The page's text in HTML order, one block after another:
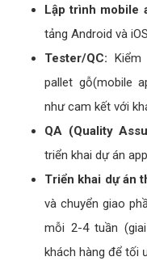
Lập trình mobile
tảng Android và
Tester/QC:
pallet gỗ(mobile
như cam kết với
QA (Quality
triển khai dự án
Triển khai dự án
và chuyển giao
mỗi 2-4 tuần
khách hàng để tối